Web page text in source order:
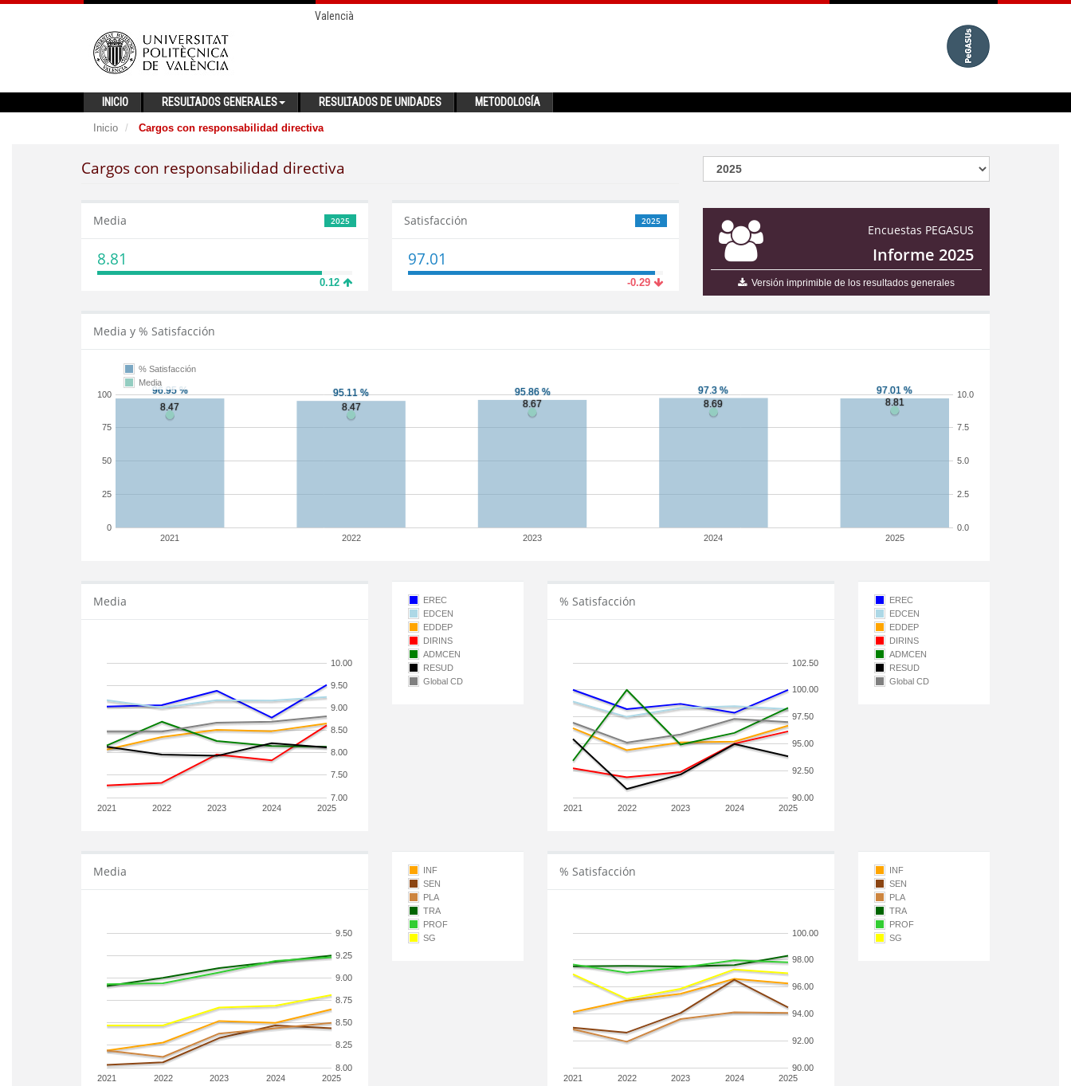
Valencià
INICIO RESULTADOS GENERALES RESULTADOS DE UNIDADES METODOLOGÍA
Inicio Cargos con responsabilidad directiva
Cargos con responsabilidad directiva
Encuestas PEGASUS
Informe 2025
Versión imprimible de los resultados generales
2025
Media
8.81
0.12
2025
Satisfacción
97.01
-0.29
Media y % Satisfacción
2021 2022 2023 2024 2025
0
25
50
75
100
0.0
2.5
5.0
7.5
10.0
% Satisfacción
Media
Media
2021 2022 2023 2024 2025
7.00
7.50
8.00
8.50
9.00
9.50
10.00
EREC
EDCEN
EDDEP
DIRINS
ADMCEN
RESUD
Global CD
% Satisfacción
2021 2022 2023 2024 2025
90.00
92.50
95.00
97.50
100.00
102.50
EREC
EDCEN
EDDEP
DIRINS
ADMCEN
RESUD
Global CD
Media
2021 2022 2023 2024 2025
8.00
8.25
8.50
8.75
9.00
9.25
9.50
INF
SEN
PLA
TRA
PROF
SG
% Satisfacción
2021 2022 2023 2024 2025
90.00
92.00
94.00
96.00
98.00
100.00
INF
SEN
PLA
TRA
PROF
SG